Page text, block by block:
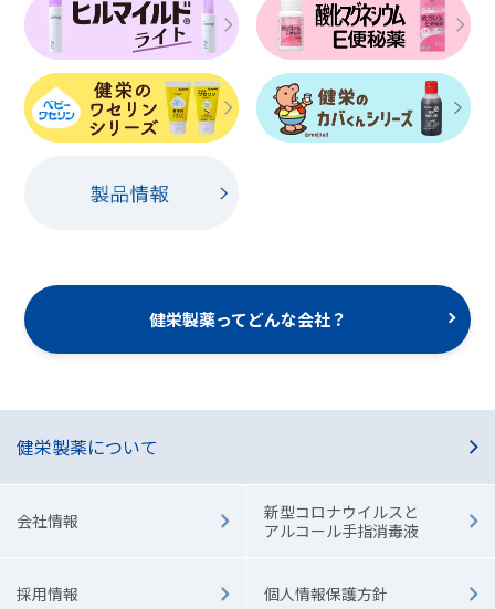
健栄製薬ってどんな会社？
健栄製薬について
会社情報
新型コロナウイルスと
アルコール手指消毒液
採用情報 個人情報保護方針